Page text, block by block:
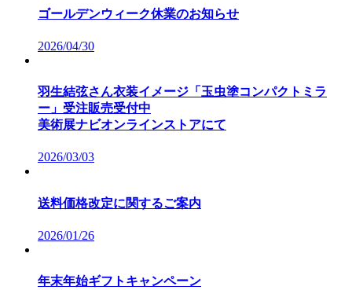
ゴールデンウィーク休業のお知らせ
2026/04/30
羽生結弦さん衣装イメージ「玉虫塗コンパクトミラ
ー」受注販売受付中
美術展ナビオンラインストアにて
2026/03/03
送料価格改定に関するご案内
2026/01/26
年末年始ギフトキャンペーン